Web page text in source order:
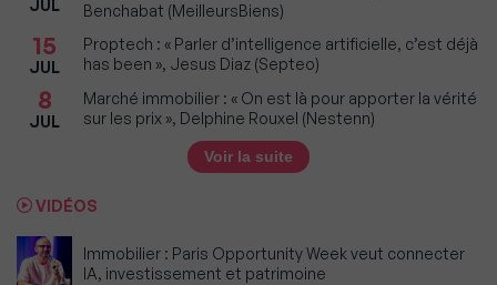
JUL
Benchabat (MeilleursBiens)
15
JUL
Proptech : « Parler d’intelligence artificielle, c’est déjà
has been », Jesus Diaz (Septeo)
8
JUL
Marché immobilier : « On est là pour apporter la vérité
sur les prix », Delphine Rouxel (Nestenn)
Voir la suite
VIDÉOS
Immobilier : Paris Opportunity Week veut connecter
IA, investissement et patrimoine